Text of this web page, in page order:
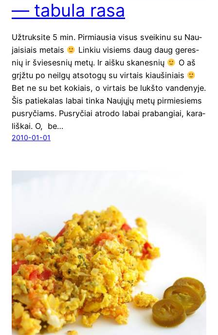
— tabula rasa
Užtruk­si­te 5 min. Pir­miau­sia visus svei­ki­nu su Nau­
jai­siais metais
Lin­kiu visiems daug daug geres­
nių ir švie­ses­nių metų. Ir aiš­ku skanesnių
O aš
grįž­tu po neil­gų atso­to­gų su vir­tais kiau­ši­niais
Bet ne su bet kokiais, o vir­tais be lukš­to van­de­ny­je.
Šis patie­ka­las labai tin­ka Nau­jų­jų metų pir­mie­siems
pus­ry­čiams. Pus­ry­čiai atro­do labai pra­ban­giai, kara­
liš­kai. O, be…
2010-01-01